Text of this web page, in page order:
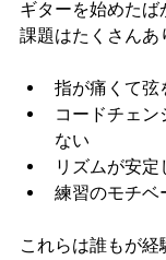
ギターを始めたば
課題はたくさんあ
指が痛くて弦
コードチェン
ない
リズムが安定
練習のモチベ
これらは誰もが経